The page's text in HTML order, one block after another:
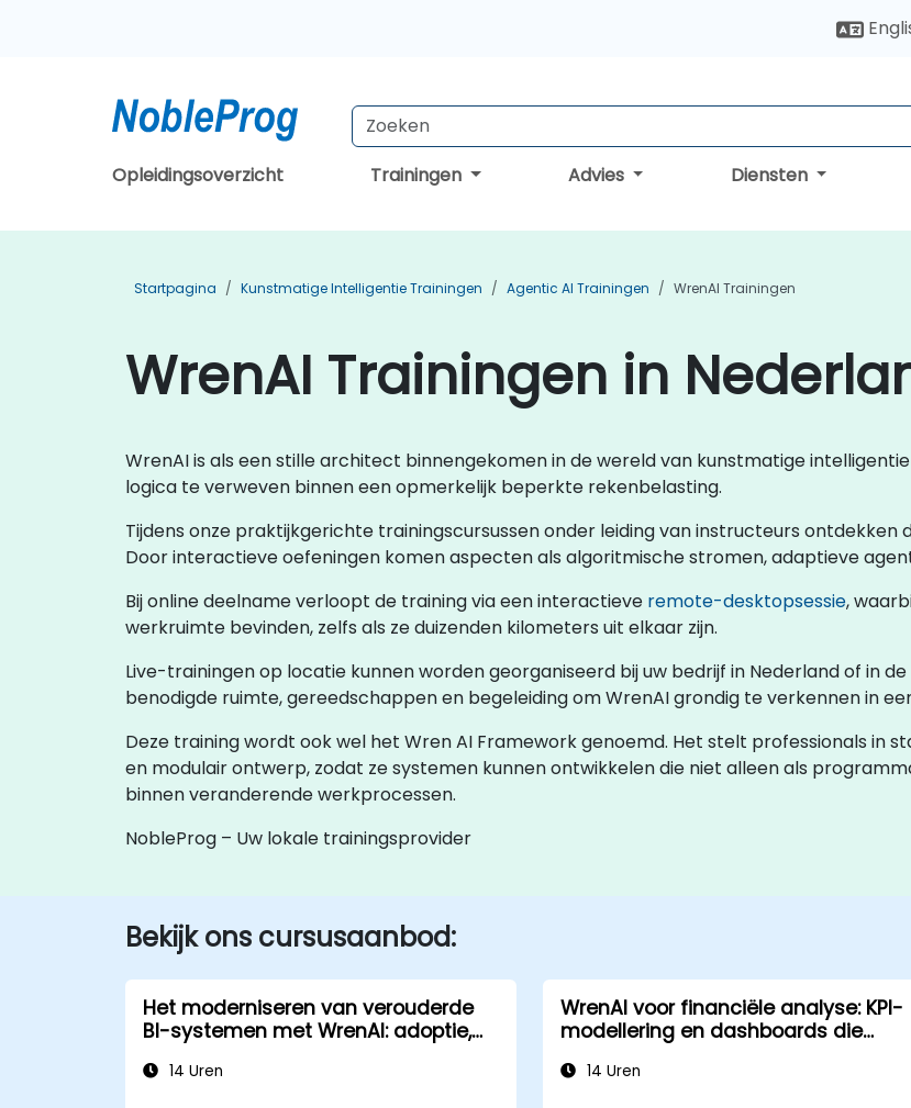
Opleidingsoverzicht Trainingen Advies Diensten
Startpagina Kunstmatige Intelligentie Trainingen Agentic AI Trainingen WrenAI Trainingen
WrenAI Trainingen in
WrenAI is als een stille architect binnengekomen in de wereld van kunstmatige
logica te verweven binnen een opmerkelijk beperkte rekenbelasting.
Tijdens onze praktijkgerichte trainingscursussen onder leiding van instructeurs ontdekken
Door interactieve oefeningen komen aspecten als algoritmische stromen, adaptieve
Bij online deelname verloopt de training via een interactieve remote-desktopsessie,
werkruimte bevinden, zelfs als ze duizenden kilometers uit elkaar zijn.
Live-trainingen op locatie kunnen worden georganiseerd bij uw bedrijf in Nederland of in
benodigde ruimte, gereedschappen en begeleiding om WrenAI grondig te verkennen in
Deze training wordt ook wel het Wren AI Framework genoemd. Het stelt professionals in
en modulair ontwerp, zodat ze systemen kunnen ontwikkelen die niet alleen als
binnen veranderende werkprocessen.
NobleProg – Uw lokale trainingsprovider
Bekijk ons cursusaanbod:
Het moderniseren van verouderde
BI-systemen met WrenAI: adoptie,
14 Uren
WrenAI voor financiële analyse: KPI-
modellering en dashboards die
14 Uren